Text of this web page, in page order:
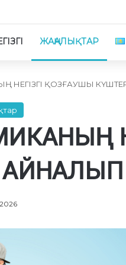
ЖАҢАЛЫҚТАР
ҚОЗҒАУШЫ